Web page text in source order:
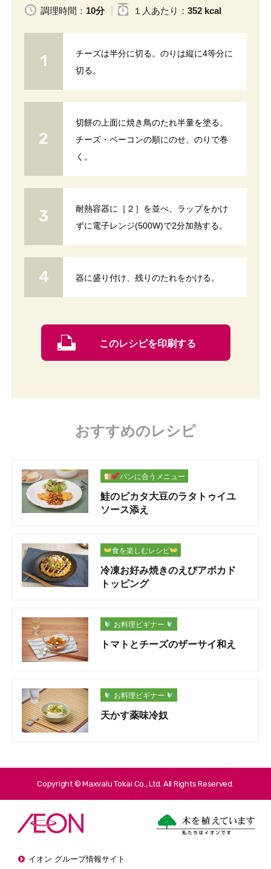
調理時間： 10分 １人 あたり ： 352 kcal
チーズは半分に切る。のりは縦に4等分に
切る。
切餅の上面に焼き鳥のたれ半量を塗る。
チーズ・ベーコンの順にのせ、のりで巻
く。
耐熱容器に［２］を並べ、ラップをかけ
ずに電子レンジ(500W)で2分加熱する。
器に盛り付け、残りのたれをかける。
このレシピを印刷する
おすすめのレシピ
パンに合うメニュー
鮭のピカタ大豆のラタトゥイユ
ソース添え
食を楽しむレシピ
冷凍お好み焼きのえびアボカド
トッピング
お料理ビギナー
トマトとチーズのザーサイ和え
お料理ビギナー
天かす薬味冷奴
Copyright © Maxvalu Tokai Co., Ltd. All Rights Reserved.
イオン グループ情報サイト